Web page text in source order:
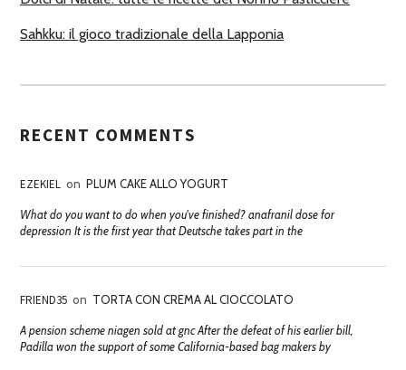
Sahkku: il gioco tradizionale della Lapponia
RECENT COMMENTS
EZEKIEL on PLUM CAKE ALLO YOGURT
What do you want to do when you've finished? anafranil dose for
depression It is the first year that Deutsche takes part in the
FRIEND35 on TORTA CON CREMA AL CIOCCOLATO
A pension scheme niagen sold at gnc After the defeat of his earlier bill,
Padilla won the support of some California-based bag makers by